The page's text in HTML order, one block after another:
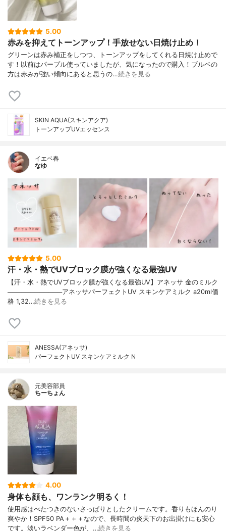
5.00
赤みを抑えてトーンアップ！手放せない日焼け止め！
グリーンは赤み補正をしつつ、トーンアップをしてくれる日焼け止めで
す！以前はパープル使っていましたが、気になったので購入！ブルベの
方は赤みが強い傾向にあると思うの…続きを見る
SKIN AQUA(スキンアクア)
トーンアップUVエッセンス
イエベ春
なゆ
5.00
汗・水・熱でUVブロック膜が強くなる最強UV
【汗・水・熱でUVブロック膜が強くなる最強UV】アネッサ 金のミルク
────────────アネッサパーフェクトUV スキンケアミルク a20ml価
格 1,32…続きを見る
ANESSA(アネッサ)
パーフェクトUV スキンケアミルク N
元美容部員
ちーちょん
4.00
身体も顔も、ワンランク明るく！
使用感はべたつきのないさっぱりとしたクリームです。香りもほんのり
爽やか！SPF50 PA＋＋＋なので、長時間の炎天下のお出掛けにも安心
です。淡いラベンダー色が、…続きを見る